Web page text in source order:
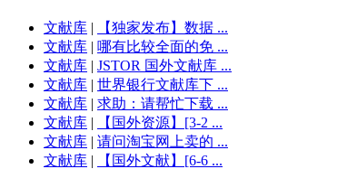
文献库 |
【独家发布】数据 ...
文献库 | 哪有比较全面的免 ...
文献库 | JSTOR 国外文献库 ...
文献库 | 世界银行文献库下 ...
文献库 | 求助：请帮忙下载 ...
文献库 |
【国外资源】[3-2 ...
文献库 | 请问淘宝网上卖的 ...
文献库 | 【国外文献】[6-6 ...